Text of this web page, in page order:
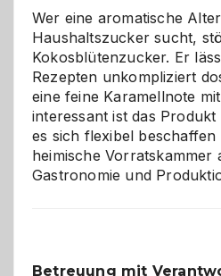
Wer eine aromatische
Haushaltszucker sucht,
Kokosblütenzucker. Er
Rezepten unkompliziert
eine feine Karamellnote
interessant ist das
es sich flexibel
heimische Vorratskammer
Gastronomie und
Betreuung mit